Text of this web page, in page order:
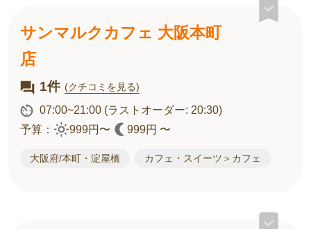
サンマルクカフェ 大阪本町
店
1件 (クチコミを見る)
07:00~21:00 (ラストオーダー: 20:30)
予算：
999円〜 999円 〜
大阪府/本町・淀屋橋 カフェ・スイーツ＞カフェ